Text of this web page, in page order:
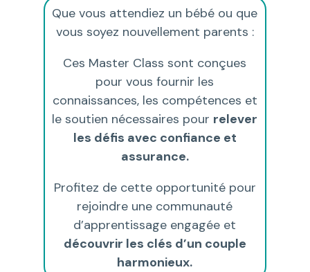
Que vous attendiez un bébé ou que
vous soyez nouvellement parents :
Ces Master Class sont conçues
pour vous fournir les
connaissances, les compétences et
le soutien nécessaires pour relever
les défis avec confiance et
assurance.
Profitez de cette opportunité pour
rejoindre une communauté
d’apprentissage engagée et
découvrir les clés d’un couple
harmonieux.